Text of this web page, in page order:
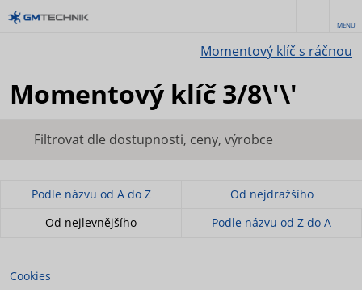
MENU
Momentový klíč s ráčnou
Momentový klíč 3/8\'\'
Filtrovat dle dostupnosti, ceny, výrobce
Podle názvu od A do Z
Od nejdražšího
Od nejlevnějšího
Podle názvu od Z do A
Cookies